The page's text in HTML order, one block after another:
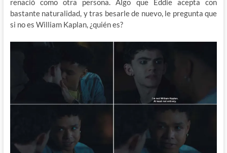
renació como otra persona. Algo que Eddie acepta con
bastante naturalidad, y tras besarle de nuevo, le pregunta que
si no es William Kaplan, ¿quién es?